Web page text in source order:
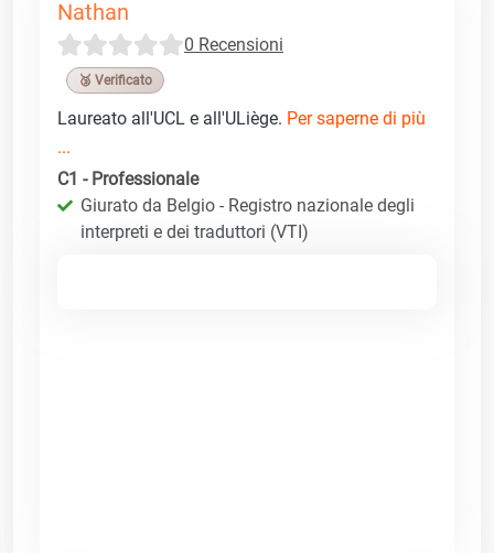
Nathan
0 Recensioni
🥉 Verificato
Laureato all'UCL e all'ULiège. Per saperne di più
...
C1 - Professionale
Giurato da Belgio - Registro nazionale degli
interpreti e dei traduttori (VTI)